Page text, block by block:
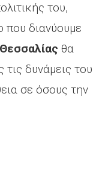
του,
που διανύουμε
θα
τις δυνάμεις του
σε όσους την